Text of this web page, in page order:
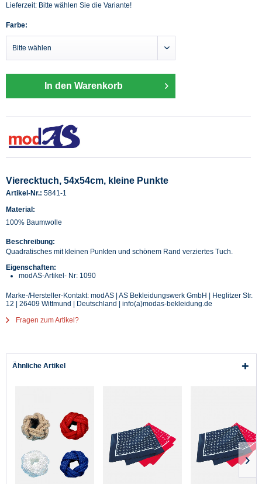
Lieferzeit: Bitte wählen Sie die Variante!
Farbe:
In den Warenkorb
Vierecktuch, 54x54cm, kleine Punkte
Artikel-Nr.: 5841-1
Material:
100% Baumwolle
Beschreibung:
Quadratisches mit kleinen Punkten und schönem Rand verziertes Tuch.
Eigenschaften:
modAS-Artikel- Nr: 1090
Marke-/Hersteller-Kontakt: modAS | AS Bekleidungswerk GmbH | Heglitzer Str.
12 | 26409 Wittmund | Deutschland | info(a)modas-bekleidung.de
Fragen zum Artikel?
Ähnliche Artikel